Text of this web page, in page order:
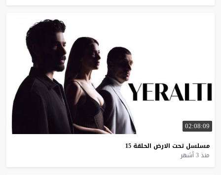
02:08:09
مسلسل تحت الارض الحلقة 15
منذ 3 أشهر